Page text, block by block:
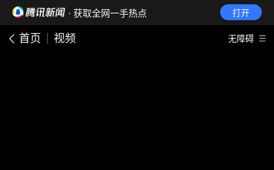
· 获取全网一手热点 打开
首页 视频 无障碍